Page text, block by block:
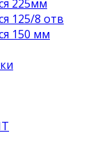
225мм
125/8 отв
150 мм